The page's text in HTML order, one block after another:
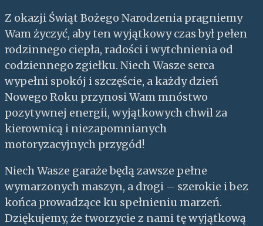
Z okazji Świąt Bożego Narodzenia pragniemy
Wam życzyć, aby ten wyjątkowy czas był pełen
rodzinnego ciepła, radości i wytchnienia od
codziennego zgiełku. Niech Wasze serca
wypełni spokój i szczęście, a każdy dzień
Nowego Roku przynosi Wam mnóstwo
pozytywnej energii, wyjątkowych chwil za
kierownicą i niezapomnianych
motoryzacyjnych przygód!
Niech Wasze garaże będą zawsze pełne
wymarzonych maszyn, a drogi – szerokie i bez
końca prowadzące ku spełnieniu marzeń.
Dziękujemy, że tworzycie z nami tę wyjątkową